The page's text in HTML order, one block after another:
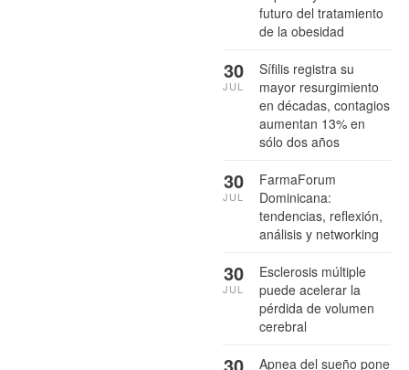
futuro del tratamiento
de la obesidad
Sífilis registra su
mayor resurgimiento
en décadas, contagios
aumentan 13% en
sólo dos años
30
JUL
FarmaForum
Dominicana:
tendencias, reflexión,
análisis y networking
30
JUL
Esclerosis múltiple
puede acelerar la
pérdida de volumen
cerebral
30
JUL
Apnea del sueño pone
30